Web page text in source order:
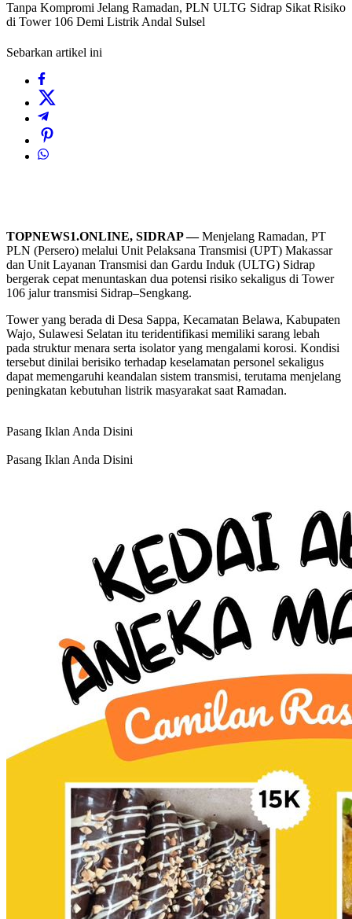
Tanpa Kompromi Jelang Ramadan, PLN ULTG Sidrap Sikat Risiko
di Tower 106 Demi Listrik Andal Sulsel
Sebarkan artikel ini
TOPNEWS1.ONLINE, SIDRAP —Menjelang Ramadan, PT
PLN (Persero) melalui Unit Pelaksana Transmisi (UPT) Makassar
dan Unit Layanan Transmisi dan Gardu Induk (ULTG) Sidrap
bergerak cepat menuntaskan dua potensi risiko sekaligus di Tower
106 jalur transmisi Sidrap–Sengkang.
Tower yang berada di Desa Sappa, Kecamatan Belawa, Kabupaten
Wajo, Sulawesi Selatan itu teridentifikasi memiliki sarang lebah
pada struktur menara serta isolator yang mengalami korosi. Kondisi
tersebut dinilai berisiko terhadap keselamatan personel sekaligus
dapat memengaruhi keandalan sistem transmisi, terutama menjelang
peningkatan kebutuhan listrik masyarakat saat Ramadan.
Pasang Iklan Anda Disini
Pasang Iklan Anda Disini